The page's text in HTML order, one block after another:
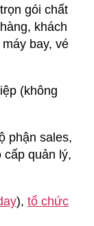
trọn gói chất
khách
bay, vé
(không
phận sales,
cấp quản lý,
), tổ chức